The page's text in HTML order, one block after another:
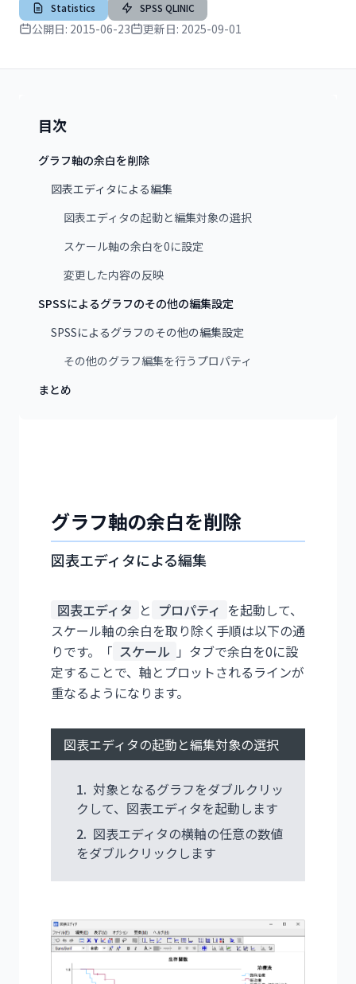
Statistics SPSS QLINIC
公開日: 2015-06-23 更新日: 2025-09-01
目次
グラフ軸の余白を削除
図表エディタによる編集
図表エディタの起動と編集対象の選択
スケール軸の余白を0に設定
変更した内容の反映
SPSSによるグラフのその他の編集設定
SPSSによるグラフのその他の編集設定
その他のグラフ編集を行うプロパティ
まとめ
グラフ軸の余白を削除
図表エディタによる編集
図表エディタ と プロパティ を起動して、
スケール軸の余白を取り除く手順は以下の通
りです。「 スケール 」タブで余白を0に設
定することで、軸とプロットされるラインが
重なるようになります。
図表エディタの起動と編集対象の選択
1. 対象となるグラフをダブルクリッ
クして、図表エディタを起動します
2. 図表エディタの横軸の任意の数値
をダブルクリックします